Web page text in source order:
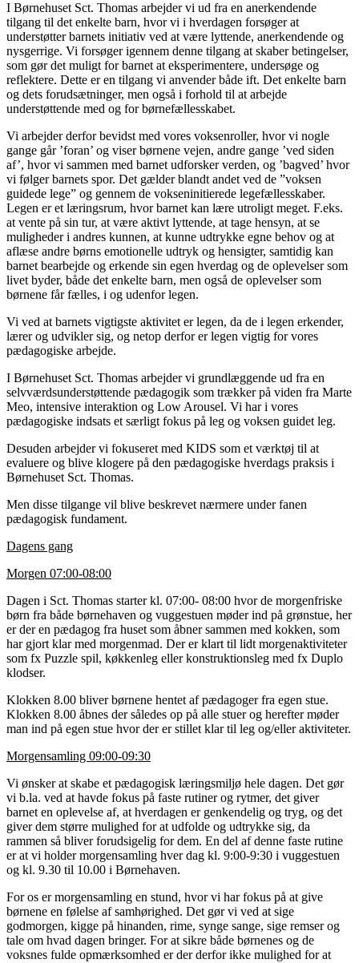
I Børnehuset Sct. Thomas arbejder vi ud fra en anerkendende
tilgang til det enkelte barn, hvor vi i hverdagen forsøger at
understøtter barnets initiativ ved at være lyttende, anerkendende og
nysgerrige. Vi forsøger igennem denne tilgang at skaber betingelser,
som gør det muligt for barnet at eksperimentere, undersøge og
reflektere. Dette er en tilgang vi anvender både ift. Det enkelte barn
og dets forudsætninger, men også i forhold til at arbejde
understøttende med og for børnefællesskabet.
Vi arbejder derfor bevidst med vores voksenroller, hvor vi nogle
gange går ’foran’ og viser børnene vejen, andre gange ’ved siden
af’, hvor vi sammen med barnet udforsker verden, og ’bagved’ hvor
vi følger barnets spor. Det gælder blandt andet ved de ”voksen
guidede lege” og gennem de vokseninitierede legefællesskaber.
Legen er et læringsrum, hvor barnet kan lære utroligt meget. F.eks.
at vente på sin tur, at være aktivt lyttende, at tage hensyn, at se
muligheder i andres kunnen, at kunne udtrykke egne behov og at
aflæse andre børns emotionelle udtryk og hensigter, samtidig kan
barnet bearbejde og erkende sin egen hverdag og de oplevelser som
livet byder, både det enkelte barn, men også de oplevelser som
børnene får fælles, i og udenfor legen.
Vi ved at barnets vigtigste aktivitet er legen, da de i legen erkender,
lærer og udvikler sig, og netop derfor er legen vigtig for vores
pædagogiske arbejde.
I Børnehuset Sct. Thomas arbejder vi grundlæggende ud fra en
selvværdsunderstøttende pædagogik som trækker på viden fra Marte
Meo, intensive interaktion og Low Arousel. Vi har i vores
pædagogiske indsats et særligt fokus på leg og voksen guidet leg.
Desuden arbejder vi fokuseret med KIDS som et værktøj til at
evaluere og blive klogere på den pædagogiske hverdags praksis i
Børnehuset Sct. Thomas.
Men disse tilgange vil blive beskrevet nærmere under fanen
pædagogisk fundament.
Dagens gang
Morgen 07:00-08:00
Dagen i Sct. Thomas starter kl. 07:00- 08:00 hvor de morgenfriske
børn fra både børnehaven og vuggestuen møder ind på grønstue, her
er der en pædagog fra huset som åbner sammen med kokken, som
har gjort klar med morgenmad. Der er klart til lidt morgenaktiviteter
som fx Puzzle spil, køkkenleg eller konstruktionsleg med fx Duplo
klodser.
Klokken 8.00 bliver børnene hentet af pædagoger fra egen stue.
Klokken 8.00 åbnes der således op på alle stuer og herefter møder
man ind på egen stue hvor der er stillet klar til leg og/eller aktiviteter.
Morgensamling 09:00-09:30
Vi ønsker at skabe et pædagogisk læringsmiljø hele dagen. Det gør
vi b.la. ved at havde fokus på faste rutiner og rytmer, det giver
barnet en oplevelse af, at hverdagen er genkendelig og tryg, og det
giver dem større mulighed for at udfolde og udtrykke sig, da
rammen så bliver forudsigelig for dem. En del af denne faste rutine
er at vi holder morgensamling hver dag kl. 9:00-9:30 i vuggestuen
og kl. 9.30 til 10.00 i Børnehaven.
For os er morgensamling en stund, hvor vi har fokus på at give
børnene en følelse af samhørighed. Det gør vi ved at sige
godmorgen, kigge på hinanden, rime, synge sange, sige remser og
tale om hvad dagen bringer. For at sikre både børnenes og de
voksnes fulde opmærksomhed er der derfor ikke mulighed for at